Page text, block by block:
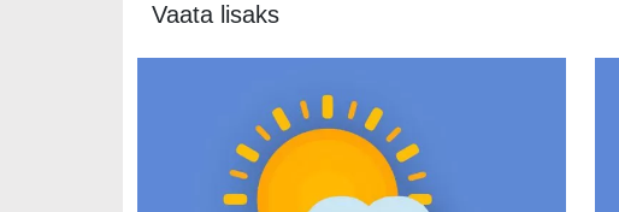
Vaata lisaks